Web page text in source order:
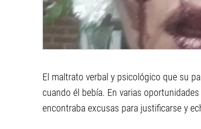
El maltrato verbal y psicológico que su
cuando él bebía. En varias
encontraba excusas para justificarse y